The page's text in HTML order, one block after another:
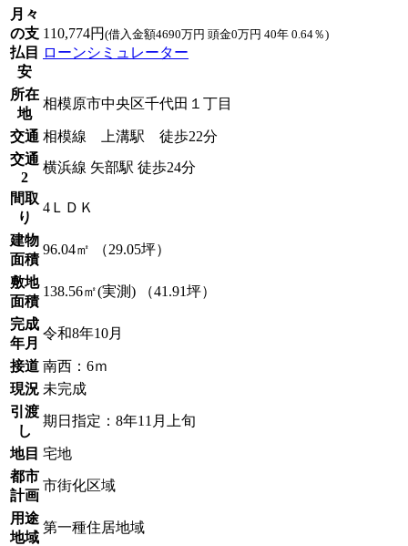
月々
の支
払目
安
110,774円 (借入金額4690万円 頭金0万円 40年 0.64％)
ローンシミュレーター
所在
地
相模原市中央区千代田１丁目
交通 相模線 上溝駅 徒歩22分
交通
2
横浜線 矢部駅 徒歩24分
間取
り
4ＬＤＫ
建物
面積
96.04㎡ （29.05坪）
敷地
面積
138.56㎡(実測) （41.91坪）
完成
年月
令和8年10月
接道 南西：6ｍ
現況 未完成
引渡
し
期日指定：8年11月上旬
地目 宅地
都市
計画
市街化区域
用途
地域
第一種住居地域